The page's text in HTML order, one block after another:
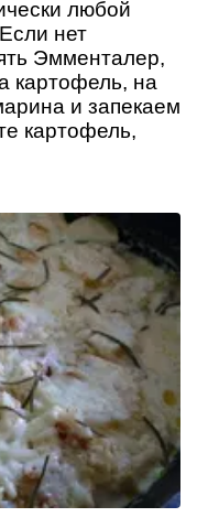
любой
нет
Эмменталер,
картофель, на
и запекаем
картофель,